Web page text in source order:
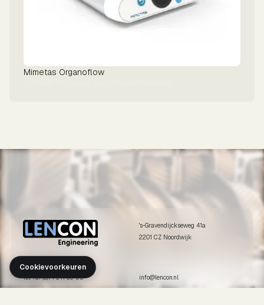
Mimetas Organoflow
's-Gravendijckseweg 41a
2201 CZ Noordwijk
Tel. +31 (0)71 341 65 55 info@lencon.nl
Cookievoorkeuren